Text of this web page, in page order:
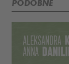
PODOBNÉ